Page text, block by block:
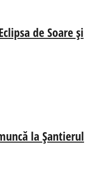
de Soare și
la Șantierul